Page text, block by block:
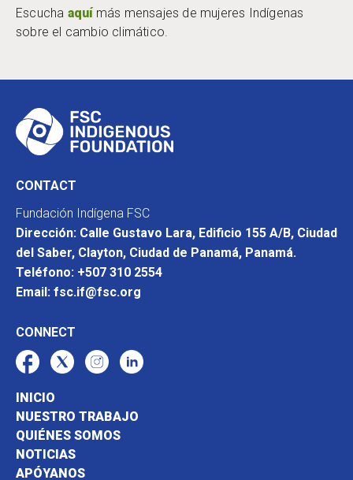
Escucha aquímás mensajes de mujeres Indígenas
sobre el cambio climático.
CONTACT
Fundación Indígena FSC
Dirección: Calle Gustavo Lara, Edificio 155 A/B, Ciudad
del Saber, Clayton, Ciudad de Panamá, Panamá.
Teléfono: +507 310 2554
Email: fsc.if@fsc.org
CONNECT
INICIO
NUESTRO TRABAJO
QUIÉNES SOMOS
NOTICIAS
APÓYANOS